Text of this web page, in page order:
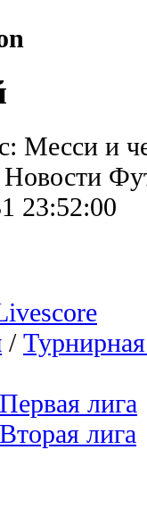
Месси и
23:52:00
/
лига
лига